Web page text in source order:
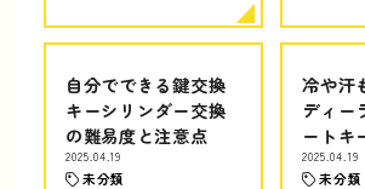
自分でできる鍵交換
キーシリンダー交換
の難易度と注意点
2025.04.19
未分類
冷や汗
ディー
ートキ
2025.04.19
未分類